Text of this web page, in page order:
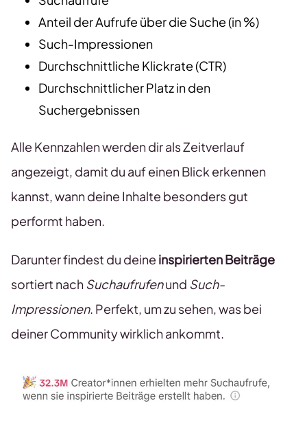
Anteil der Aufrufe über die Suche (in %)
Such-Impressionen
Durchschnittliche Klickrate (CTR)
Durchschnittlicher Platz in den
Suchergebnissen
Alle Kennzahlen werden dir als Zeitverlauf
angezeigt, damit du auf einen Blick erkennen
kannst, wann deine Inhalte besonders gut
performt haben.
Darunter findest du deine inspirierten Beiträge
sortiert nach Suchaufrufenund Such-
Impressionen. Perfekt, um zu sehen, was bei
deiner Community wirklich ankommt.